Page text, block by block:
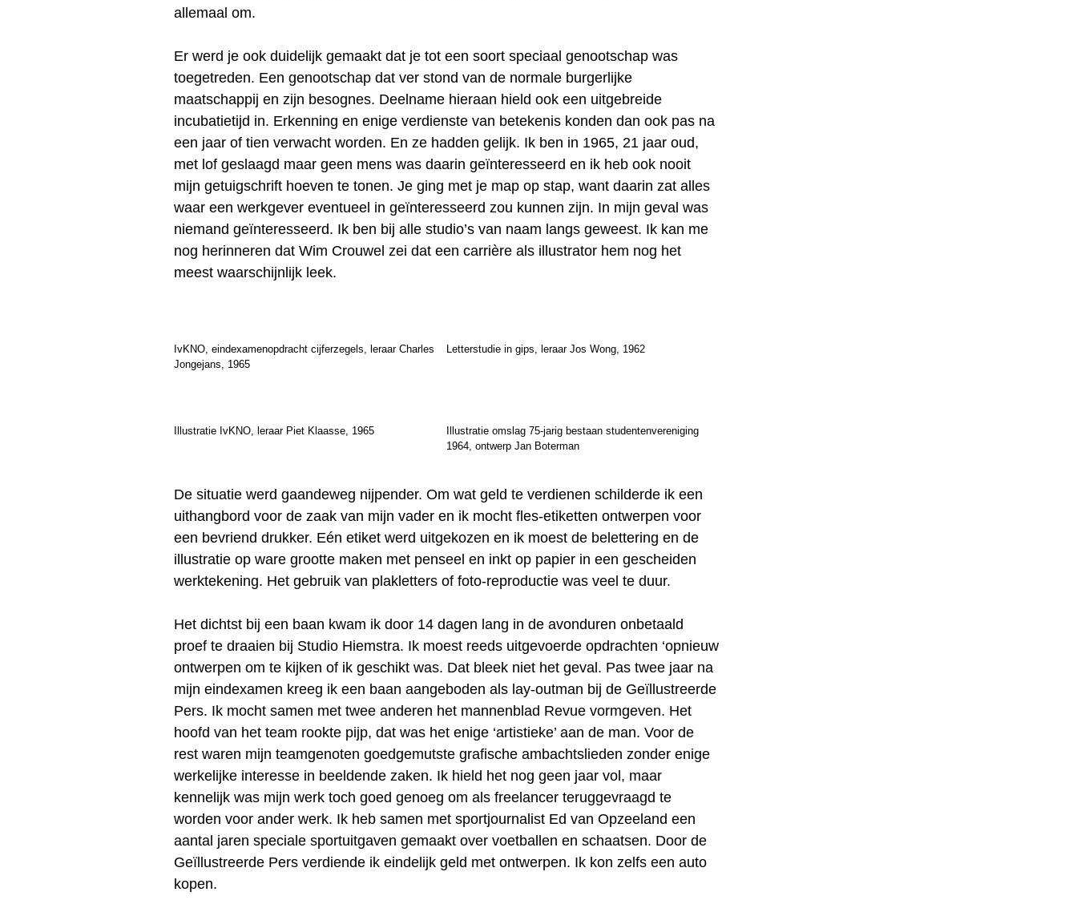
allemaal om.
Er werd je ook duidelijk gemaakt dat je tot een soort speciaal genootschap was
toegetreden. Een genootschap dat ver stond van de normale burgerlijke
maatschappij en zijn besognes. Deelname hieraan hield ook een uitgebreide
incubatietijd in. Erkenning en enige verdienste van betekenis konden dan ook pas na
een jaar of tien verwacht worden. En ze hadden gelijk. Ik ben in 1965, 21 jaar oud,
met lof geslaagd maar geen mens was daarin geïnteresseerd en ik heb ook nooit
mijn getuigschrift hoeven te tonen. Je ging met je map op stap, want daarin zat alles
waar een werkgever eventueel in geïnteresseerd zou kunnen zijn. In mijn geval was
niemand geïnteresseerd. Ik ben bij alle studio’s van naam langs geweest. Ik kan me
nog herinneren dat Wim Crouwel zei dat een carrière als illustrator hem nog het
meest waarschijnlijk leek.
IvKNO, eindexamenopdracht cijferzegels, leraar Charles
Jongejans, 1965
Letterstudie in gips, leraar Jos Wong, 1962
Illustratie IvKNO, leraar Piet Klaasse, 1965
Illustratie omslag 75-jarig bestaan studentenvereniging
1964, ontwerp Jan Boterman
De situatie werd gaandeweg nijpender. Om wat geld te verdienen schilderde ik een
uithangbord voor de zaak van mijn vader en ik mocht fles-etiketten ontwerpen voor
een bevriend drukker. Eén etiket werd uitgekozen en ik moest de belettering en de
illustratie op ware grootte maken met penseel en inkt op papier in een gescheiden
werktekening. Het gebruik van plakletters of foto-reproductie was veel te duur.
Het dichtst bij een baan kwam ik door 14 dagen lang in de avonduren onbetaald
proef te draaien bij Studio Hiemstra. Ik moest reeds uitgevoerde opdrachten ‘opnieuw
ontwerpen om te kijken of ik geschikt was. Dat bleek niet het geval. Pas twee jaar na
mijn eindexamen kreeg ik een baan aangeboden als lay-outman bij de Geïllustreerde
Pers. Ik mocht samen met twee anderen het mannenblad Revue vormgeven. Het
hoofd van het team rookte pijp, dat was het enige ‘artistieke’ aan de man. Voor de
rest waren mijn teamgenoten goedgemutste grafische ambachtslieden zonder enige
werkelijke interesse in beeldende zaken. Ik hield het nog geen jaar vol, maar
kennelijk was mijn werk toch goed genoeg om als freelancer teruggevraagd te
worden voor ander werk. Ik heb samen met sportjournalist Ed van Opzeeland een
aantal jaren speciale sportuitgaven gemaakt over voetballen en schaatsen. Door de
Geïllustreerde Pers verdiende ik eindelijk geld met ontwerpen. Ik kon zelfs een auto
kopen.